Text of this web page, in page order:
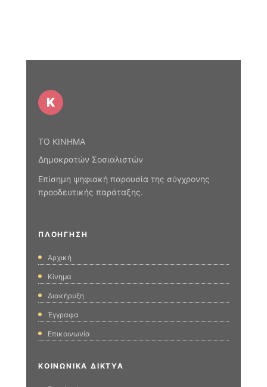
Κ
ΤΟ ΚΙΝΗΜΑ
Δημοκρατών Σοσιαλιστών
Επίσημη ψηφιακή παρουσία της σύγχρονης
προοδευτικής παράταξης.
ΠΛΟΉΓΗΣΗ
Αρχική
Κίνημα
Διακήρυξη
Έγγραφα
Επικοινωνία
ΚΟΙΝΩΝΙΚΆ ΔΊΚΤΥΑ